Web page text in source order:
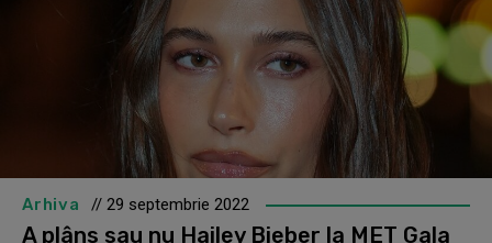
Arhiva // 29 septembrie 2022
A plâns sau nu Hailey Bieber la MET Gala